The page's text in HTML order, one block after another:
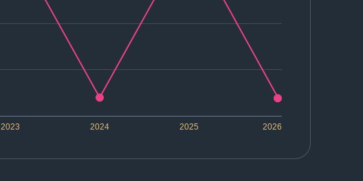
2023 2024 2025 2026